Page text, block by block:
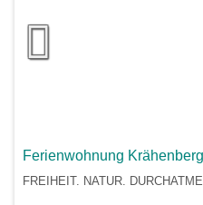
Ferienwohnung Krähenberg
FREIHEIT. NATUR.